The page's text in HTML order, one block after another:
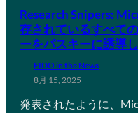
Research Snipers:
存されているすべて
ーをパスキーに誘導
FIDO in the News
8月 15, 2025
発表されたように、